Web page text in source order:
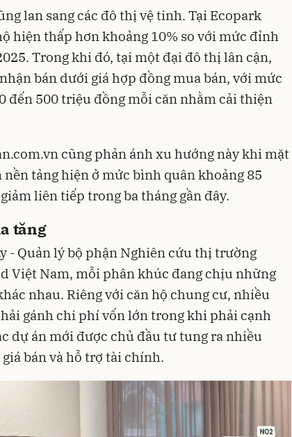
lan sang các đô thị vệ tinh. Tại Ecopark
hiện thấp hơn khoảng 10% so với mức đỉnh
Trong khi đó, tại một đại đô thị lân cận,
bán dưới giá hợp đồng mua bán, với mức
đến 500 triệu đồng mỗi căn nhằm cải thiện
cũng phản ánh xu hướng này khi mặt
nền tảng hiện ở mức bình quân khoảng 85
liên tiếp trong ba tháng gần đây.
tăng
- Quản lý bộ phận Nghiên cứu thị trường
Việt Nam, mỗi phân khúc đang chịu những
nhau. Riêng với căn hộ chung cư, nhiều
gánh chi phí vốn lớn trong khi phải cạnh
dự án mới được chủ đầu tư tung ra nhiều
bán và hỗ trợ tài chính.